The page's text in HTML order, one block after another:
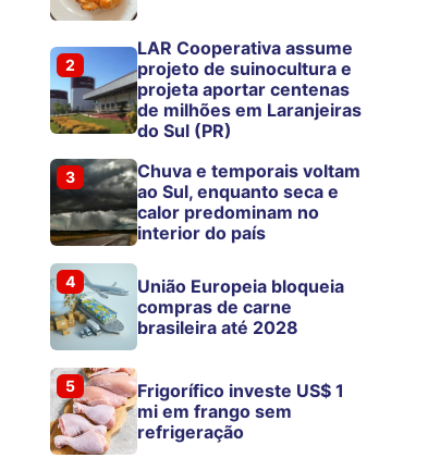
2
LAR Cooperativa assume
projeto de suinocultura e
projeta aportar centenas
de milhões em Laranjeiras
do Sul (PR)
3
Chuva e temporais voltam
ao Sul, enquanto seca e
calor predominam no
interior do país
4
União Europeia bloqueia
compras de carne
brasileira até 2028
5
Frigorífico investe US$ 1
mi em frango sem
refrigeração